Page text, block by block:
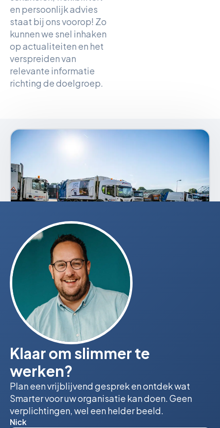
en persoonlijk advies
staat bij ons voorop! Zo
kunnen we snel inhaken
op actualiteiten en het
verspreiden van
relevante informatie
richting de doelgroep.
Klaar om slimmer te
werken?
Plan een vrijblijvend gesprek en ontdek wat
Smarter voor uw organisatie kan doen. Geen
verplichtingen, wel een helder beeld.
Nick